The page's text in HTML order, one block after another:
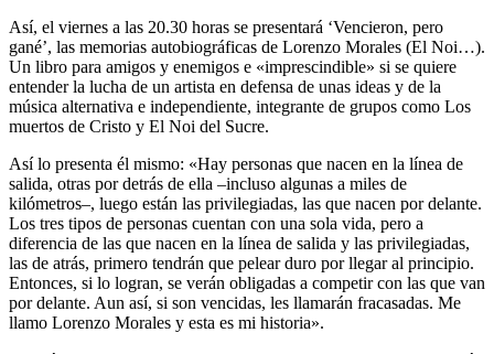
Así, el viernes a las 20.30 horas se presentará ‘Vencieron, pero
gané’, las memorias autobiográficas de Lorenzo Morales (El Noi…).
Un libro para amigos y enemigos e «imprescindible» si se quiere
entender la lucha de un artista en defensa de unas ideas y de la
música alternativa e independiente, integrante de grupos como Los
muertos de Cristo y El Noi del Sucre.
Así lo presenta él mismo: «Hay personas que nacen en la línea de
salida, otras por detrás de ella –incluso algunas a miles de
kilómetros–, luego están las privilegiadas, las que nacen por delante.
Los tres tipos de personas cuentan con una sola vida, pero a
diferencia de las que nacen en la línea de salida y las privilegiadas,
las de atrás, primero tendrán que pelear duro por llegar al principio.
Entonces, si lo logran, se verán obligadas a competir con las que van
por delante. Aun así, si son vencidas, les llamarán fracasadas. Me
llamo Lorenzo Morales y esta es mi historia».